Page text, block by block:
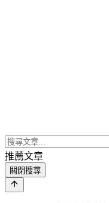
推薦文章
關閉搜尋